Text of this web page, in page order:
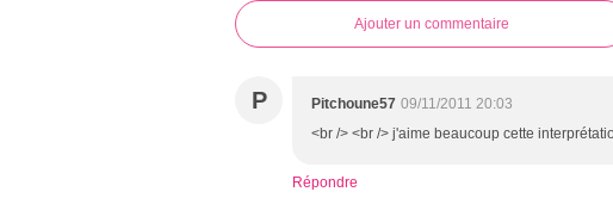
Ajouter un commentaire
P Pitchoune57 09/11/2011 20:03
<br /> <br /> j'aime beaucoup cette
Répondre